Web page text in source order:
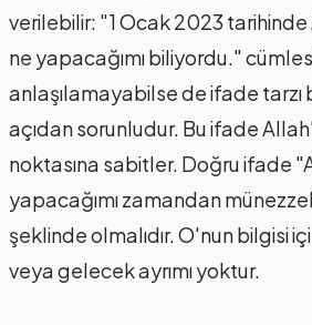
verilebilir: "1 Ocak 2023
ne yapacağımı biliyordu."
anlaşılamayabilse de ifade tarzı
açıdan sorunludur. Bu ifade
noktasına sabitler. Doğru ifade
yapacağımı zamandan
şeklinde olmalıdır. O'nun bilgisi
veya gelecek ayrımı yoktur.